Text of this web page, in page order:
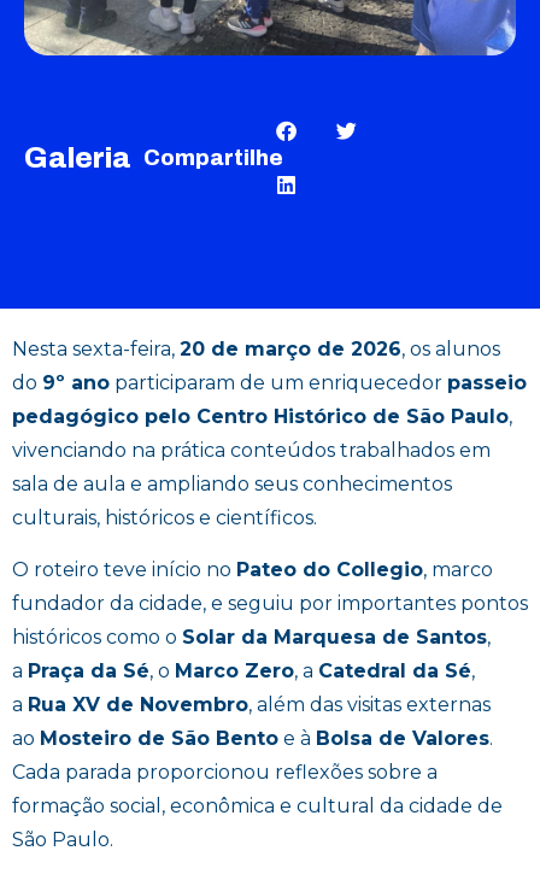
Galeria Compartilhe
Nesta sexta-feira, 20 de março de 2026, os alunos
do 9º ano participaram de um enriquecedor passeio
pedagógico pelo Centro Histórico de São Paulo,
vivenciando na prática conteúdos trabalhados em
sala de aula e ampliando seus conhecimentos
culturais, históricos e científicos.
O roteiro teve início no Pateo do Collegio, marco
fundador da cidade, e seguiu por importantes pontos
históricos como o Solar da Marquesa de Santos,
a Praça da Sé, o Marco Zero, a Catedral da Sé,
a Rua XV de Novembro, além das visitas externas
ao Mosteiro de São Bento e à Bolsa de Valores.
Cada parada proporcionou reflexões sobre a
formação social, econômica e cultural da cidade de
São Paulo.